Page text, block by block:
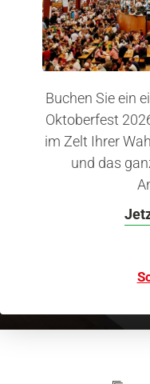
Buchen Sie ein
Oktoberfest
im Zelt Ihrer
und das
Espace